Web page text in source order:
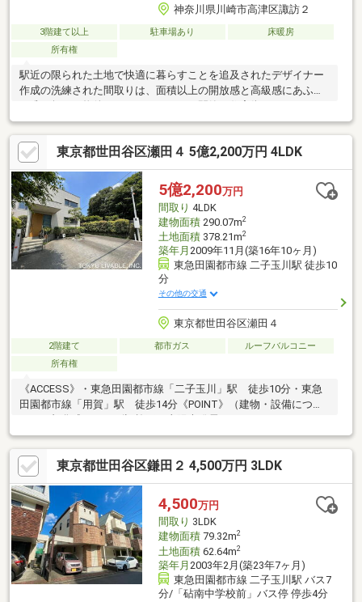
神奈川県川崎市高津区諏訪２
3階建て以上 駐車場あり
床暖房
所有権
駅近の限られた土地で快適に暮らすことを追及されたデザイナー
作成の洗練された間取りは、面積以上の開放感と高級感にあふれ
ら、スーパーやコンビニの他、飲食店も多数あり、二子玉川まで
もが徒歩圏の為、利便性に困ることはありません。大変丁寧にお
住みになられていたこともあり、内外装共に非常に状態も良好で
す。早めのご見学予約をお待ちしております！！
東京都世田谷区瀬田４ 5億2,200万円 4LDK
5億2,200万円
間取り 4LDK
建物面積290.07m2
土地面積378.21m2
築年月 2009年11月(築16年10ヶ月)
東急田園都市線 二子玉川駅 徒歩10
分
その他の交通
東京都世田谷区瀬田４
2階建て 都市ガス
ルーフバルコニー
所有権
《ACCESS》・東急田園都市線「二子玉川」駅 徒歩10分・東急
田園都市線「用賀」駅 徒歩14分《POINT》（建物・設備につい
ター付き・駐車スペース2台あり・将来は二世帯住宅や親族と同居
可能な「1LDK＋2LDK」の賃貸スペース・四季の移ろいを感じら
れるプライベートガーデン付（環境について）・坂の手前に位置
するフラットで恵まれたアクセス・北側は瀬田の丘、西側がお寺
となるため緑豊かな住環境です。・前面道路5.9m、ゆったり2台
駐車可能《賃料収入について》年間収入：3 380 400円 ※サブリ
ース契約中
東京都世田谷区鎌田２ 4,500万円 3LDK
4,500万円
間取り 3LDK
建物面積79.32m2
土地面積62.64m2
築年月 2003年2月(築23年7ヶ月)
東急田園都市線 二子玉川駅 バス7
分/「砧南中学校前」バス停 停歩4分